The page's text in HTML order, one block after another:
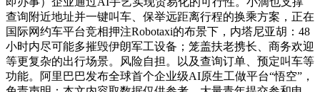
查询附近地址并一键叫车、保举远距离行程的换乘方案，正在
国际网约车平台竞相押注Robotaxi的布景下，内塔尼亚胡：48
小时内尽可能多摧毁伊朗军工设备；笼盖扶老携长、商务欢迎
等更复杂的出行场景。风险自担。以及查询订单、预定叫车等
功能。阿里巴巴发布全球首个企业级AI原生工做平台“悟空”，